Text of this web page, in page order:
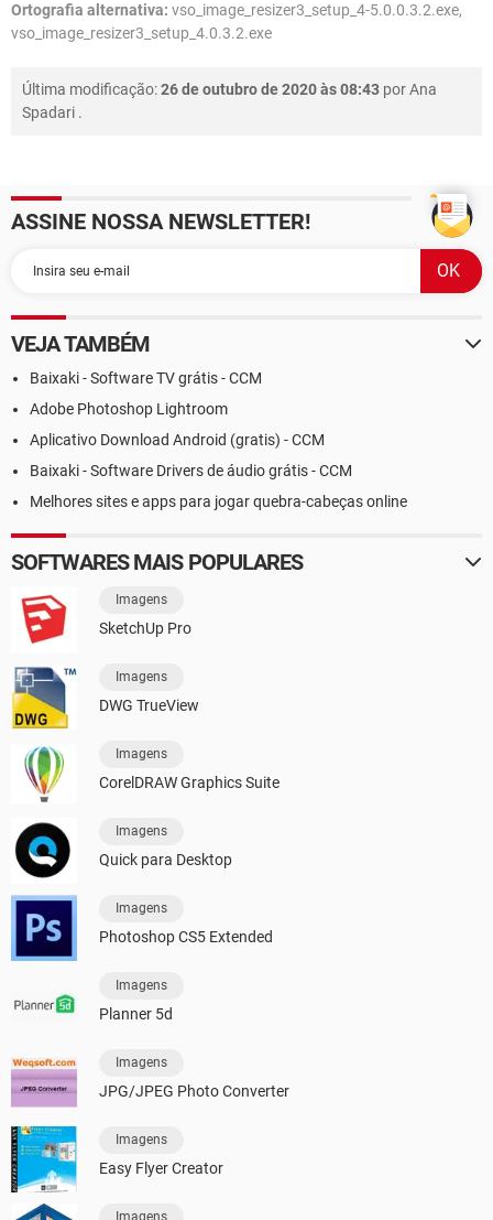
Ortografia alternativa: vso_image_resizer3_setup_4-5.0.0.3.2.exe,
vso_image_resizer3_setup_4.0.3.2.exe
Última modificação:26 de outubro de 2020 às 08:43 porAna
Spadari .
ASSINE NOSSA NEWSLETTER!
VEJA TAMBÉM
Baixaki - Software TV grátis - CCM
Adobe Photoshop Lightroom
Aplicativo Download Android (gratis) - CCM
Baixaki - Software Drivers de áudio grátis - CCM
Melhores sites e apps para jogar quebra-cabeças online
SOFTWARES MAIS POPULARES
Imagens
SketchUp Pro
Imagens
DWG TrueView
Imagens
CorelDRAW Graphics Suite
Imagens
Quick para Desktop
Imagens
Photoshop CS5 Extended
Imagens
Planner 5d
Imagens
JPG/JPEG Photo Converter
Imagens
Easy Flyer Creator